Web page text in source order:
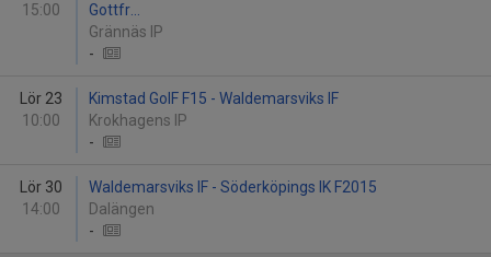
15:00
Gottfr...
Grännäs IP
-
Lör 23
10:00
Kimstad GoIF F15 - Waldemarsviks IF
Krokhagens IP
-
Lör 30
14:00
Waldemarsviks IF - Söderköpings IK F2015
Dalängen
-